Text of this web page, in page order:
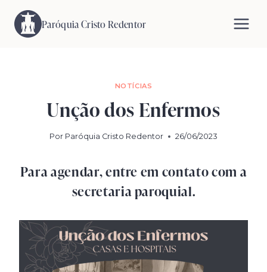
para
Paróquia Cristo Redentor
NOTÍCIAS
Unção dos Enfermos
Por Paróquia Cristo Redentor 26/06/2023
Para agendar, entre em contato com a
secretaria paroquial.